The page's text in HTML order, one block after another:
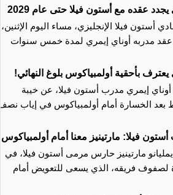
يجدد عقده مع أستون فيلا حتى عام 2029
أستون فيلا الإنجليزي، مساء اليوم الإثنين،
عقد مدربه أوناي إيمري لمدة خمس سنوات
فيلا بيانا رسميا ذكر فيه "يسر أستون
يعلن عن موافقة المدير الفني أوناي إيمري
عقده لمدة خمس سنوات". وأضاف "قاد
الممتاز الموسم الماضي، ليضمن
أبطال أوروبا لأول مرة منذ سنوات طويلة".
"قام إيمري بتغيير كبير في الفريق منذ
وصوله في عام 2022، حيث قاد الفريق من المركز
يعترف بأحقية أولمبياكوس بلوغ النهائي!
إيمري مدرب أستون فيلا، عن خيبة
بعد الخسارة أمام أولمبياكوس في إياب
فيورنتينا في نهائي المسابقة. وقال إيمري
لشبكة "TNT Sports": "كان علينا أن نكون في أوروبا
أمر صعب جداً ونحن في مرحلة التطوير".
فيلا: مارتينيز معنا أمام أولمبياكوس
مارتينيز حارس مرمى أستون فيلا، في
لصفوف فريقه، الذي يسعى للتعويض أمام